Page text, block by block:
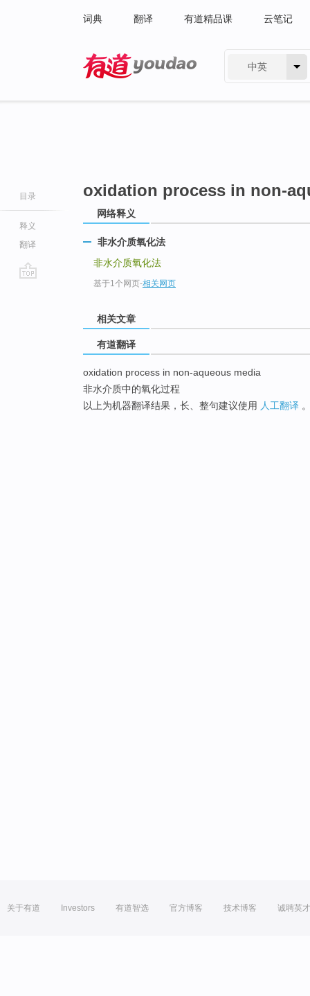
词典 翻译 有道精品课 云笔记
中英
目录
释义
翻译
oxidation process in non-
网络释义
非水介质氧化法
非水介质氧化法
基于1个网页-相关网页
相关文章
有道翻译
oxidation process in non-aqueous media
非水介质中的氧化过程
以上为机器翻译结果，长、整句建议使用 人工翻译
关于有道 Investors 有道智选 官方博客 技术博客 诚聘英才